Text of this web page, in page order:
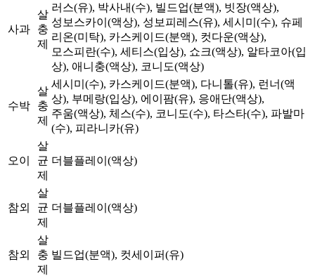
사과
살
충
제
러스(유), 박사내(수), 빌드업(분액), 빗장(액상),
성보스카이(액상), 성보피레스(유), 세시미(수), 슈페
리온(미탁), 카스케이드(분액), 컷다운(액상),
모스피란(수), 세티스(입상), 쇼크(액상), 알타코아(입
상), 애니충(액상), 코니도(액상)
수박
살
충
제
세시미(수), 카스케이드(분액), 다니톨(유), 런너(액
상), 부메랑(입상), 에이팜(유), 응애단(액상),
주움(액상), 체스(수), 코니도(수), 타스타(수), 파발마
(수), 피라니카(유)
오이
살
균
제
더블플레이(액상)
참외
살
균
제
더블플레이(액상)
참외
살
충
제
빌드업(분액), 컷세이퍼(유)